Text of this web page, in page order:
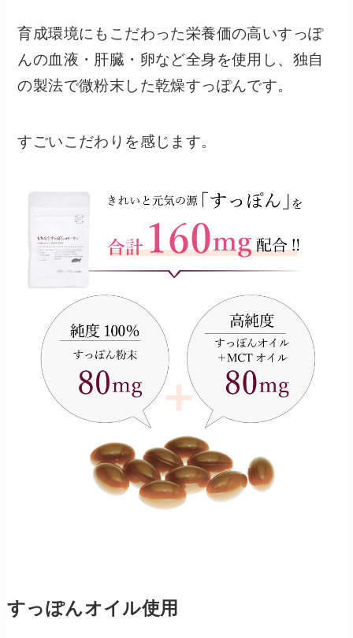
育成環境にもこだわった栄養価の高いすっぽ
んの血液・肝臓・卵など全身を使用し、独自
の製法で微粉末した乾燥すっぽんです。
すごいこだわりを感じます。
すっぽんオイル使用